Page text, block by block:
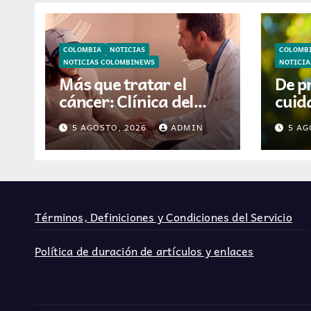
COLOMBIA
NOTICIAS
NOTICIAS COLOMBINEWS
Más que tratar el
cáncer: Clínica del
Country incorpora
tecnología que ayuda
a preservar el cabello
la quimioterapia
5 AGOSTO, 2026 ADMIN
De
5
Términos, Definiciones y Condiciones del Servicio
Política de duración de artículos y enlaces